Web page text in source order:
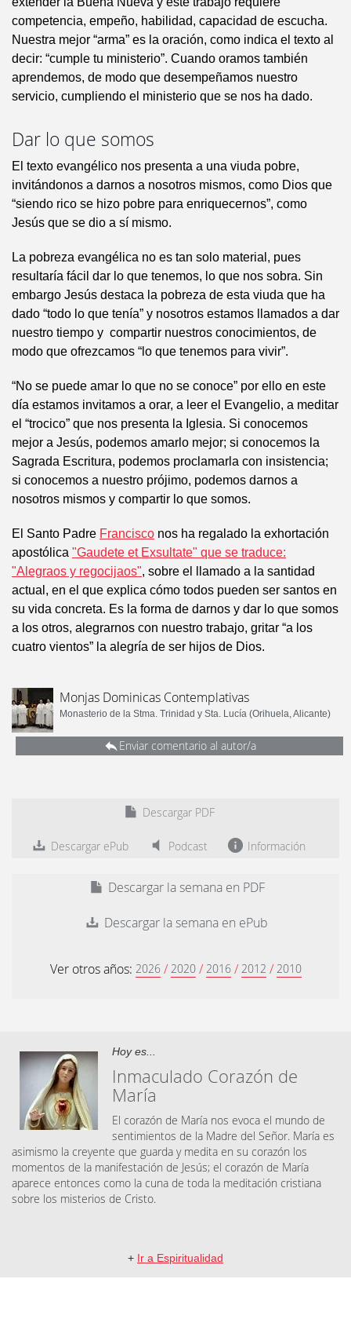
competencia, empeño, habilidad, capacidad de escucha.
Nuestra mejor “arma” es la oración, como indica el texto al
decir: “cumple tu ministerio”. Cuando oramos también
aprendemos, de modo que desempeñamos nuestro
servicio, cumpliendo el ministerio que se nos ha dado.
Dar lo que somos
El texto evangélico nos presenta a una viuda pobre,
invitándonos a darnos a nosotros mismos, como Dios que
“siendo rico se hizo pobre para enriquecernos”, como
Jesús que se dio a sí mismo.
La pobreza evangélica no es tan solo material, pues
resultaría fácil dar lo que tenemos, lo que nos sobra. Sin
embargo Jesús destaca la pobreza de esta viuda que ha
dado “todo lo que tenía” y nosotros estamos llamados a dar
nuestro tiempo y compartir nuestros conocimientos, de
modo que ofrezcamos “lo que tenemos para vivir”.
“No se puede amar lo que no se conoce” por ello en este
día estamos invitamos a orar, a leer el Evangelio, a meditar
el “trocico” que nos presenta la Iglesia. Si conocemos
mejor a Jesús, podemos amarlo mejor; si conocemos la
Sagrada Escritura, podemos proclamarla con insistencia;
si conocemos a nuestro prójimo, podemos darnos a
nosotros mismos y compartir lo que somos.
El Santo Padre Francisco nos ha regalado la exhortación
apostólica "Gaudete et Exsultate" que se traduce:
"Alegraos y regocijaos", sobre el llamado a la santidad
actual, en el que explica cómo todos pueden ser santos en
su vida concreta. Es la forma de darnos y dar lo que somos
a los otros, alegrarnos con nuestro trabajo, gritar “a los
cuatro vientos” la alegría de ser hijos de Dios.
Monjas Dominicas Contemplativas
Monasterio de la Stma. Trinidad y Sta. Lucía (Orihuela, Alicante)
Enviar comentario al autor/a
Descargar PDF
Descargar ePub Podcast Información
Descargar la semana en PDF
Descargar la semana en ePub
Ver otros años: 2026 / 2020 / 2016 / 2012 / 2010
Hoy es...
Inmaculado Corazón de
María
El corazón de María nos evoca el mundo de
sentimientos de la Madre del Señor. María es
asimismo la creyente que guarda y medita en su corazón los
momentos de la manifestación de Jesús; el corazón de María
aparece entonces como la cuna de toda la meditación cristiana
sobre los misterios de Cristo.
+ Ir a Espiritualidad